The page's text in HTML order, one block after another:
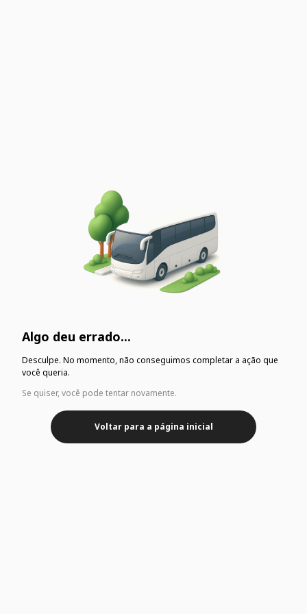
Algo deu errado...
Desculpe. No momento, não conseguimos completar a ação que
você queria.
Se quiser, você pode tentar novamente.
Voltar para a página inicial